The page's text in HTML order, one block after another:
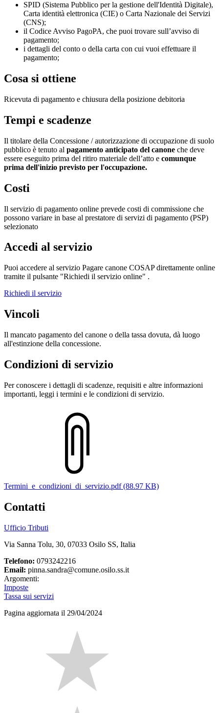
SPID (Sistema Pubblico per la gestione dell'Identità Digitale),
Carta identità elettronica (CIE) o Carta Nazionale dei Servizi
(CNS);
il Codice Avviso PagoPA, che puoi trovare sull’avviso di
pagamento;
i dettagli del conto o della carta con cui vuoi effettuare il
pagamento;
Cosa si ottiene
Ricevuta di pagamento e chiusura della posizione debitoria
Tempi e scadenze
Il titolare della Concessione / autorizzazione di occupazione di suolo
pubblico è tenuto al pagamento anticipato del canone che deve
essere eseguito prima del ritiro materiale dell’atto e comunque
prima dell'inizio previsto per l'occupazione.
Costi
Il servizio di pagamento online prevede costi di commissione che
possono variare in base al prestatore di servizi di pagamento (PSP)
selezionato
Accedi al servizio
Puoi accedere al servizio Pagare canone COSAP direttamente online
tramite il pulsante "Richiedi il servizio online" .
Richiedi il servizio
Vincoli
Il mancato pagamento del canone o della tassa dovuta, dà luogo
all'estinzione della concessione.
Condizioni di servizio
Per conoscere i dettagli di scadenze, requisiti e altre informazioni
importanti, leggi i termini e le condizioni di servizio.
Termini_e_condizioni_di_servizio.pdf (88.97 KB)
Contatti
Ufficio Tributi
Via Sanna Tolu, 30, 07033 Osilo SS, Italia
Telefono: 0793242216
Email: pinna.sandra@comune.osilo.ss.it
Argomenti:
Imposte
Tassa sui servizi
Pagina aggiornata il 29/04/2024